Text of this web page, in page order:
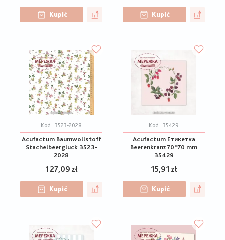
Kupić Kupić
Kod: 3523-2028
Acufactum Baumwollstoff
Stachelbeergluck 3523-
2028
127,09 zł
Kupić
Kod: 35429
Acufactum Етикетка
Beerenkranz 70*70 mm
35429
15,91 zł
Kupić